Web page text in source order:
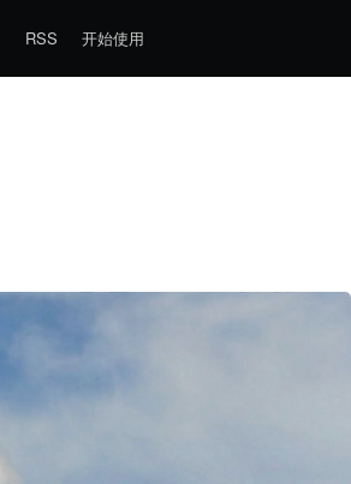
RSS 开始使用